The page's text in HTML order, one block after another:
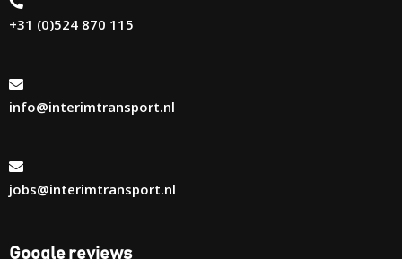
+31 (0)524 870 115
info@interimtransport.nl
jobs@interimtransport.nl
Google reviews